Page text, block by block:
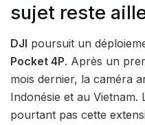
sujet reste
DJI poursuit un
Pocket 4P. Après un
mois dernier, la caméra
Indonésie et au Vietnam.
pourtant pas cette